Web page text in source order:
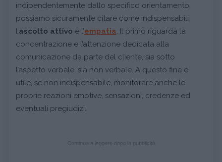
indipendentemente dallo specifico orientamento,
possiamo sicuramente citare come indispensabili
l’ascolto attivo e l’empatia . Il primo riguarda la
concentrazione e l’attenzione dedicata alla
comunicazione da parte del cliente, sia sotto
l’aspetto verbale, sia non verbale. A questo fine è
utile, se non indispensabile, monitorare anche le
proprie reazioni emotive, sensazioni, credenze ed
eventuali pregiudizi.